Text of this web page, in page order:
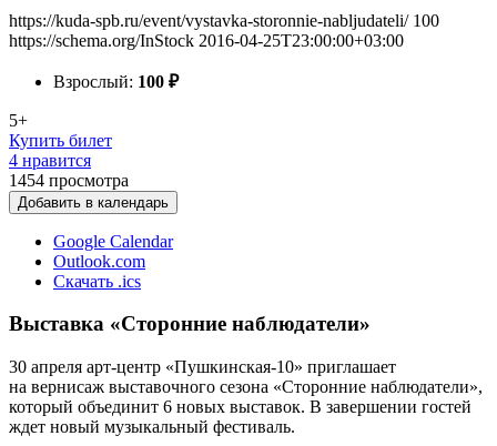
https://kuda-spb.ru/event/vystavka-storonnie-nabljudateli/ 100
https://schema.org/InStock 2016-04-25T23:00:00+03:00
Взрослый: 100 ₽
5+
Купить билет
4 нравится
1454 просмотра
Добавить в календарь
Google Calendar
Outlook.com
Скачать .ics
Выставка «Сторонние наблюдатели»
30 апреля арт-центр «Пушкинская-10» приглашает
на вернисаж выставочного сезона «Сторонние наблюдатели»,
который объединит 6 новых выставок. В завершении гостей
ждет новый музыкальный фестиваль.